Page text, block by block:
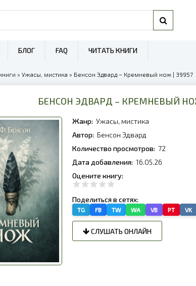
БЛОГ FAQ ЧИТАТЬ КНИГИ
» Ужасы, мистика » Бенсон Эдвард – Кремневый нож | 39957
БЕНСОН ЭДВАРД – КРЕМНЕВЫЙ
Жанр: Ужасы, мистика
Автор: Бенсон Эдвард
Количество просмотров: 72
Дата добавления: 16.05.26
Оцените книгу:
Поделиться в сетях:
TG FB TW WA VB PT VK
СЛУШАТЬ ОНЛАЙН